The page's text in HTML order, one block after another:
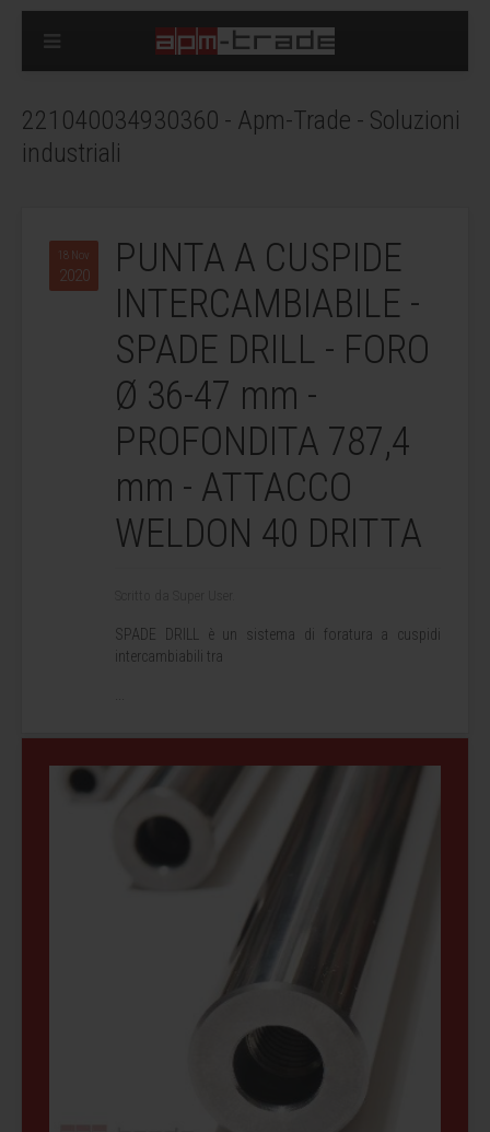
221040034930360 - Apm-Trade - Soluzioni
industriali
18 Nov
2020
PUNTA A CUSPIDE
INTERCAMBIABILE -
SPADE DRILL - FORO
Ø 36-47 mm -
PROFONDITA 787,4
mm - ATTACCO
WELDON 40 DRITTA
SPADE DRILL è un sistema di foratura a cuspidi
intercambiabili tra